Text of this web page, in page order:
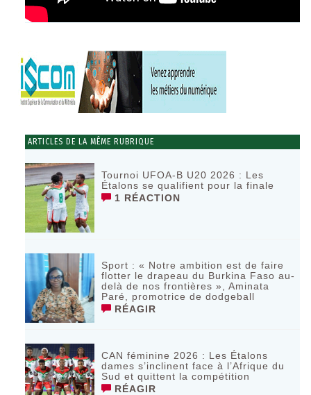
ARTICLES DE LA MÊME RUBRIQUE
Tournoi UFOA-B U20 2026 : Les
Étalons se qualifient pour la finale
1 RÉACTION
Sport : « Notre ambition est de faire
flotter le drapeau du Burkina Faso au-
delà de nos frontières », Aminata
Paré, promotrice de dodgeball
RÉAGIR
CAN féminine 2026 : Les Étalons
dames s’inclinent face à l’Afrique du
Sud et quittent la compétition
RÉAGIR